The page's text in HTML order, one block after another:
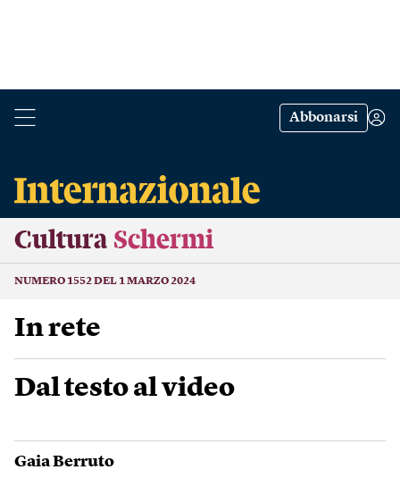
Abbonarsi
Cultura Schermi
NUMERO 1552 DEL 1 MARZO 2024
In rete
Dal testo al video
Gaia Berruto